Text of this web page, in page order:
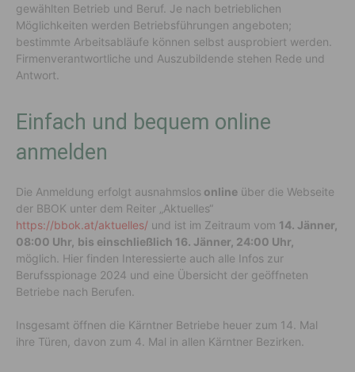
gewählten Betrieb und Beruf. Je nach betrieblichen
Möglichkeiten werden Betriebsführungen angeboten;
bestimmte Arbeitsabläufe können selbst ausprobiert werden.
Firmenverantwortliche und Auszubildende stehen Rede und
Antwort.
Einfach und bequem online
anmelden
Die Anmeldung erfolgt ausnahmslos online über die Webseite
der BBOK unter dem Reiter „Aktuelles“
https://bbok.at/aktuelles/ und ist im Zeitraum vom 14. Jänner,
08:00 Uhr, bis einschließlich 16. Jänner, 24:00 Uhr,
möglich. Hier finden Interessierte auch alle Infos zur
Berufsspionage 2024 und eine Übersicht der geöffneten
Betriebe nach Berufen.
Insgesamt öffnen die Kärntner Betriebe heuer zum 14. Mal
ihre Türen, davon zum 4. Mal in allen Kärntner Bezirken.